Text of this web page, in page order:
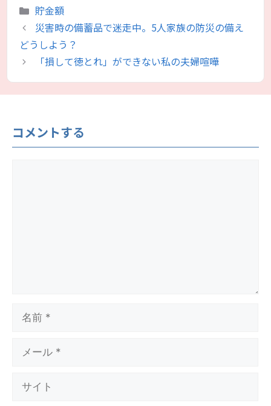
カ
テ
ゴ
リ
ー
貯金額
災害時の備蓄品で迷走中。5人家族の防災の備え
どうしよう？
「損して徳とれ」ができない私の夫婦喧嘩
コメントする